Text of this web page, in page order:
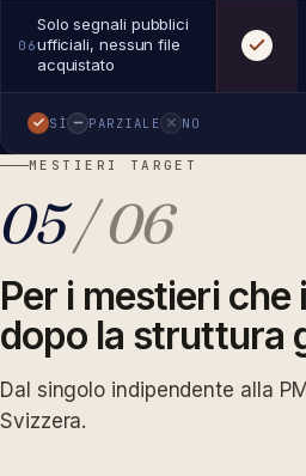
06
Solo segnali pubblici
ufficiali, nessun file
acquistato
SÌ PARZIALE NO
MESTIERI TARGET
05/ 06
Per i mestieri
dopo la struttura
Dal singolo indipendente alla
Svizzera.